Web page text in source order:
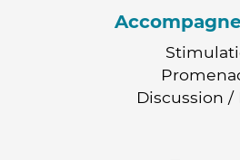
Discussion /